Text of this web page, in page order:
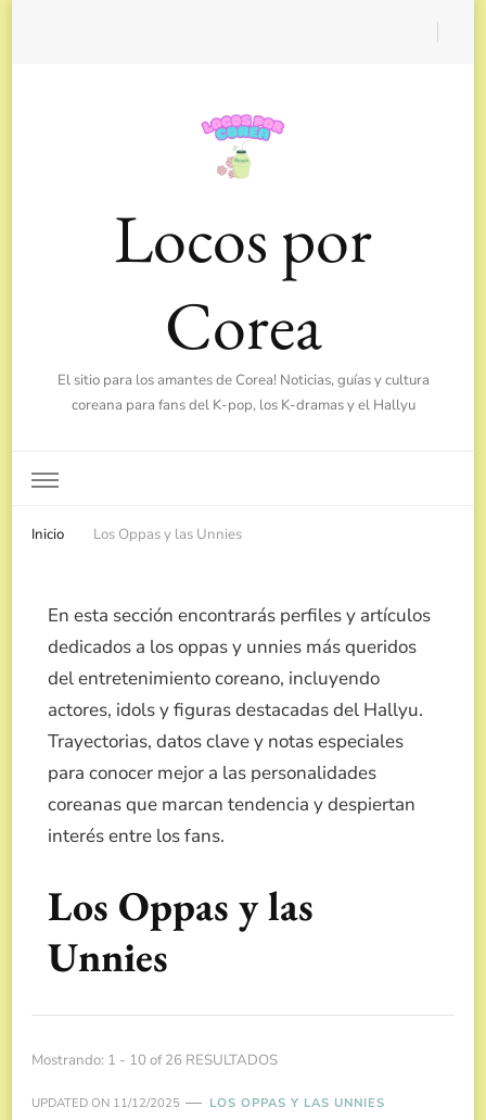
Locos por
Corea
El sitio para los amantes de Corea! Noticias, guías y cultura
coreana para fans del K-pop, los K-dramas y el Hallyu
Inicio Los Oppas y las Unnies
En esta sección encontrarás perfiles y artículos
dedicados a los oppas y unnies más queridos
del entretenimiento coreano, incluyendo
actores, idols y figuras destacadas del Hallyu.
Trayectorias, datos clave y notas especiales
para conocer mejor a las personalidades
coreanas que marcan tendencia y despiertan
interés entre los fans.
Los Oppas y las
Unnies
Mostrando: 1 - 10 of 26 RESULTADOS
UPDATED ON 11/12/2025 LOS OPPAS Y LAS UNNIES